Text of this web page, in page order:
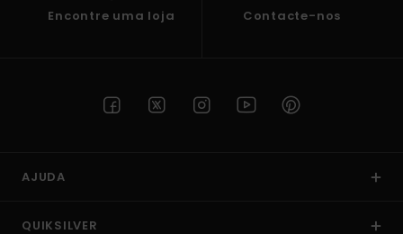
Encontre uma loja Contacte-nos
AJUDA
QUIKSILVER